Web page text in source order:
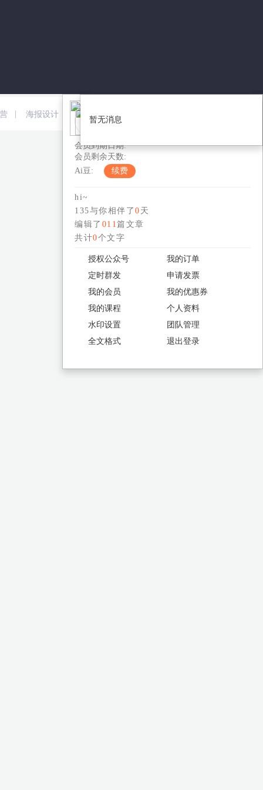
暂无消息
会员到期日期:
会员剩余天数:
Ai豆:
续费
hi~
135与你相伴了 0 天
编辑了 011篇文章
共计0个文字
授权公众号
定时群发
我的会员
我的课程
水印设置
全文格式
我的订单
申请发票
我的优惠券
个人资料
团队管理
退出登录
暂无消息
海报设计 短视频 | 新媒体运营